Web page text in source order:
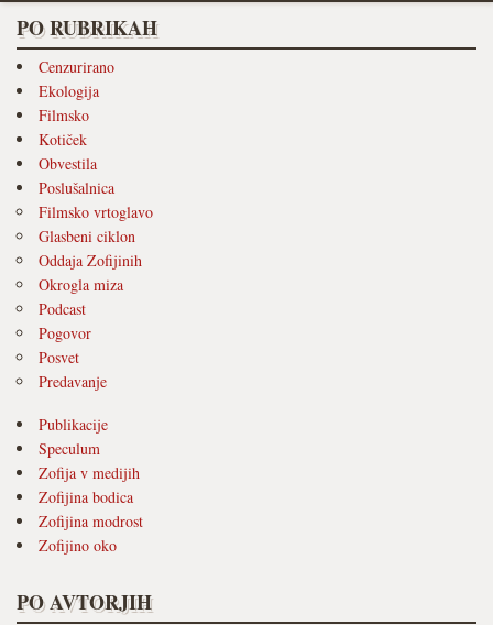
PO RUBRIKAH
Cenzurirano
Ekologija
Filmsko
Kotiček
Obvestila
Poslušalnica
Filmsko vrtoglavo
Glasbeni ciklon
Oddaja Zofijinih
Okrogla miza
Podcast
Pogovor
Posvet
Predavanje
Publikacije
Speculum
Zofija v medijih
Zofijina bodica
Zofijina modrost
Zofijino oko
PO AVTORJIH